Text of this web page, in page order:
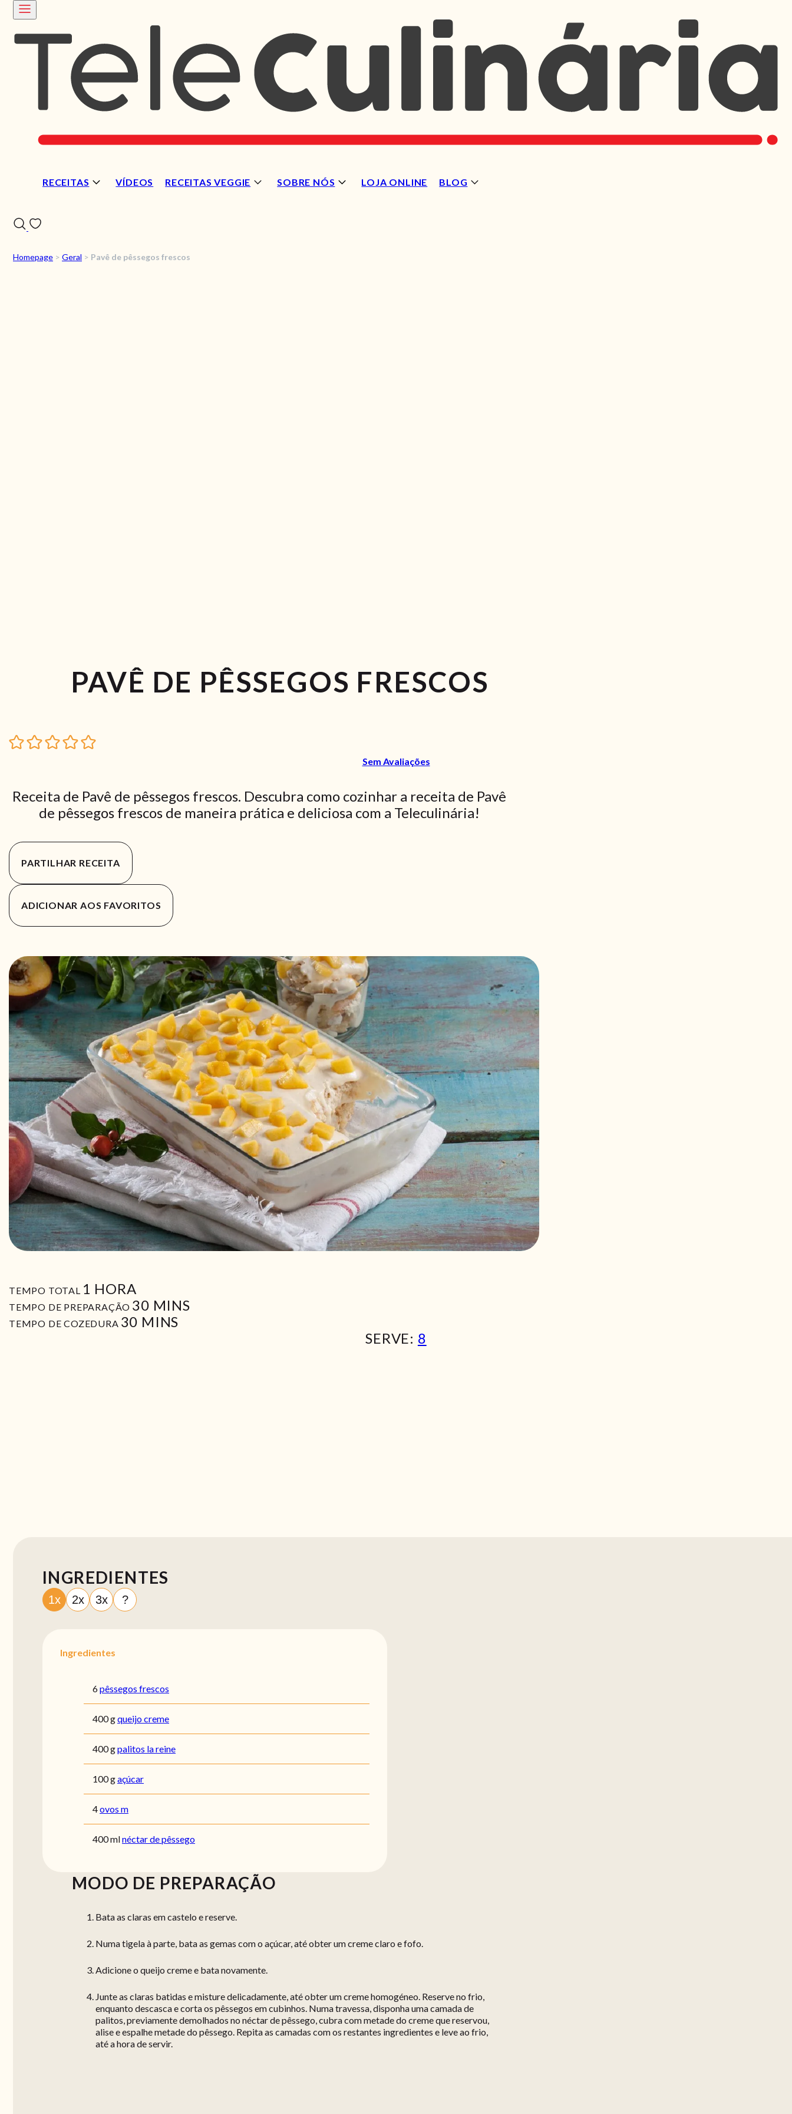
RECEITAS VÍDEOS RECEITAS VEGGIE SOBRE NÓS LOJA ONLINE BLOG
Homepage > Geral > Pavê de pêssegos frescos
PAVÊ DE PÊSSEGOS FRESCOS
Sem Avaliações
Receita de Pavê de pêssegos frescos. Descubra como cozinhar a receita de Pavê
de pêssegos frescos de maneira prática e deliciosa com a Teleculinária!
PARTILHAR RECEITA
ADICIONAR AOS FAVORITOS
TEMPO TOTAL 1 HORA
HORA
TEMPO DE PREPARAÇÃO 30MIN
MINS
TEMPO DE COZEDURA 30 MIN
MINS
SERVE: 8
INGREDIENTES
1x 2x 3x ?
Ingredientes
6pêssegos frescos
400 gqueijo creme
400 gpalitos la reine
100 gaçúcar
4ovos m
400 mlnéctar de pêssego
MODO DE PREPARAÇÃO
Bata as claras em castelo e reserve.
Numa tigela à parte, bata as gemas com o açúcar, até obter um creme claro e fofo.
Adicione o queijo creme e bata novamente.
Junte as claras batidas e misture delicadamente, até obter um creme homogéneo. Reserve no frio,
enquanto descasca e corta os pêssegos em cubinhos. Numa travessa, disponha uma camada de
palitos, previamente demolhados no néctar de pêssego, cubra com metade do creme que reservou,
alise e espalhe metade do pêssego. Repita as camadas com os restantes ingredientes e leve ao frio,
até a hora de servir.